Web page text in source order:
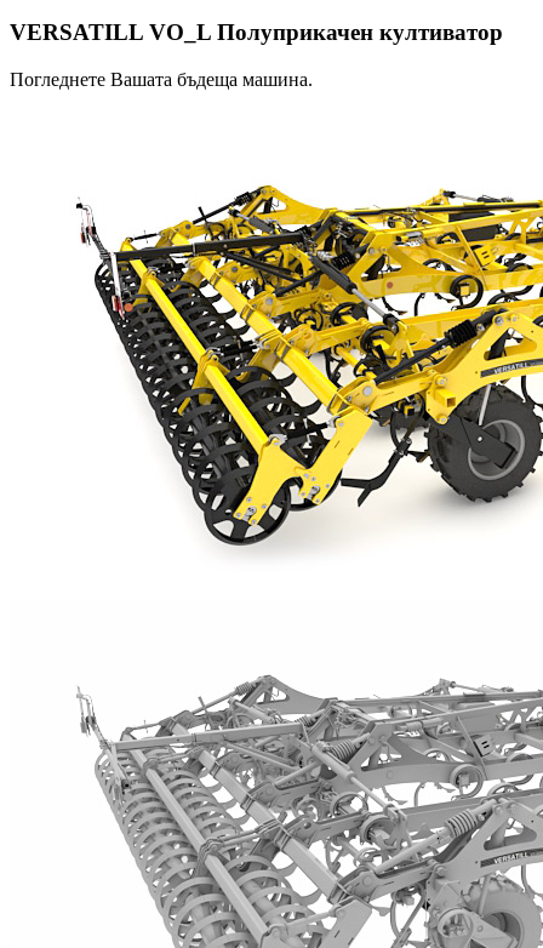
VERSATILL VO_L Полуприкачен култиватор
Погледнете Вашата бъдеща машина.